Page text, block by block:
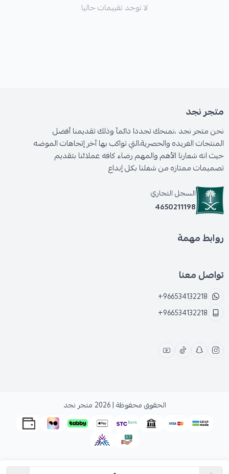
لا توجد تقييمات حاليا
متجر نجد
نحن متجر نجد ،نمنحك تجددا دائمآ وذلك تقديمنا أفضل
المنتجات الفريده والحصرية،التي تواكب بها آخر إتجاهات الموضه
حيث انه شعارنا الأهم والمهم رضاء كافه عملائنا بتقديم
تصميمات ممتازه من شغلنا بكل إبداع
السجل التجاري
4650211198
روابط مهمة
تواصل معنا
+966534132218
+966534132218
الحقوق محفوظة | 2026 متجر نجد